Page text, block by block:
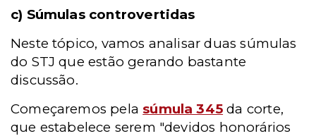
c) Súmulas controvertidas
Neste tópico, vamos analisar duas súmulas
do STJ que estão gerando bastante
discussão.
Começaremos pela súmula 345 da corte,
que estabelece serem "devidos honorários